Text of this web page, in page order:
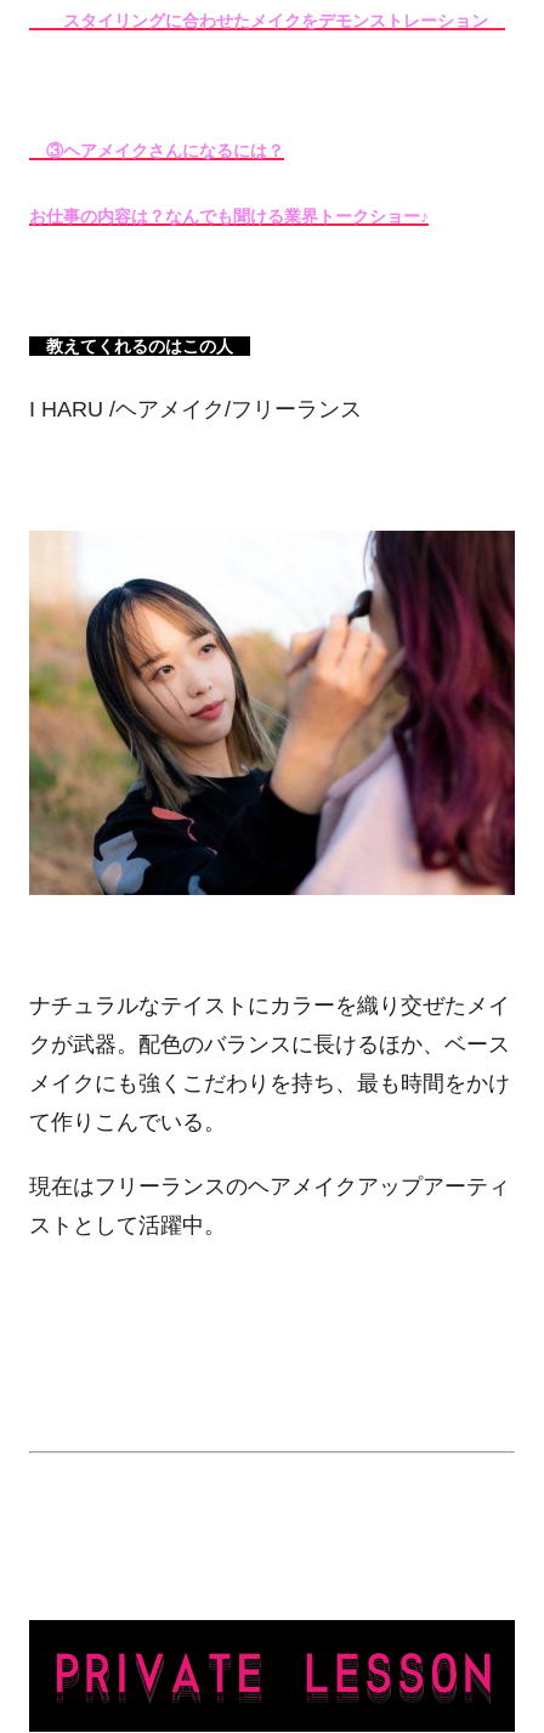
スタイリングに合わせたメイクをデモンストレーション
③ヘアメイクさんになるには？
お仕事の内容は？なんでも聞ける業界トークショー♪
教えてくれるのはこの人
I HARU /ヘアメイク/フリーランス
ナチュラルなテイストにカラーを織り交ぜたメイ
クが武器。配色のバランスに長けるほか、ベース
メイクにも強くこだわりを持ち、最も時間をかけ
て作りこんでいる。
現在はフリーランスのヘアメイクアップアーティ
ストとして活躍中。